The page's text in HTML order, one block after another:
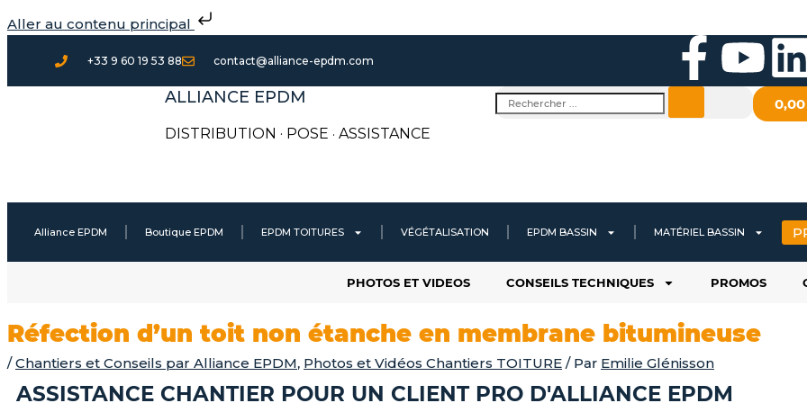
Aller au contenu principal
au
contenu
+33 9 60 19 53 88 contact@alliance-epdm.com
F
a
e
b
o
o
k
Y
o
t
u
b
e
i
ALLIANCE EPDM
DISTRIBUTION · POSE · ASSISTANCE
Rechercher
Alliance EPDM Boutique EPDM EPDM TOITURES VÉGÉTALISATION EPDM BASSIN MATÉRIEL BASSIN
PHOTOS ET VIDEOS CONSEILS TECHNIQUES PROMOS
Réfection d’un toit non étanche en membrane bitumineuse
/Chantiers et Conseils par Alliance EPDM, Photos et Vidéos Chantiers TOITURE / Par Emilie Glénisson
ASSISTANCE CHANTIER POUR UN CLIENT PRO D'ALLIANCE EPDM